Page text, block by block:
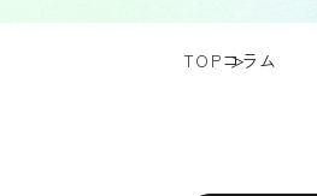
TOPコラム